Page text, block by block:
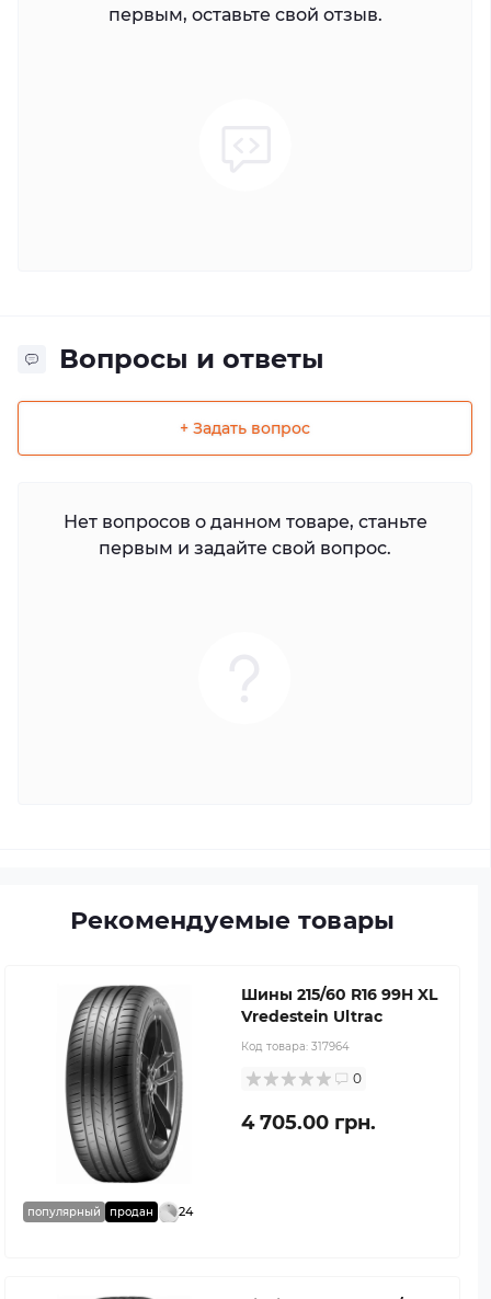
первым, оставьте свой отзыв.
Вопросы и ответы
+ Задать вопрос
Нет вопросов о данном товаре, станьте
первым и задайте свой вопрос.
Рекомендуемые товары
популярный продан 24
Шины 215/60 R16 99H XL
Vredestein Ultrac
Код товара: 317964
0
4 705.00 грн.